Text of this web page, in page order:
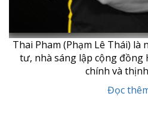
Thai Pham (Phạm Lê Thái) là
tư, nhà sáng lập cộng đồng
chính và
Đọc